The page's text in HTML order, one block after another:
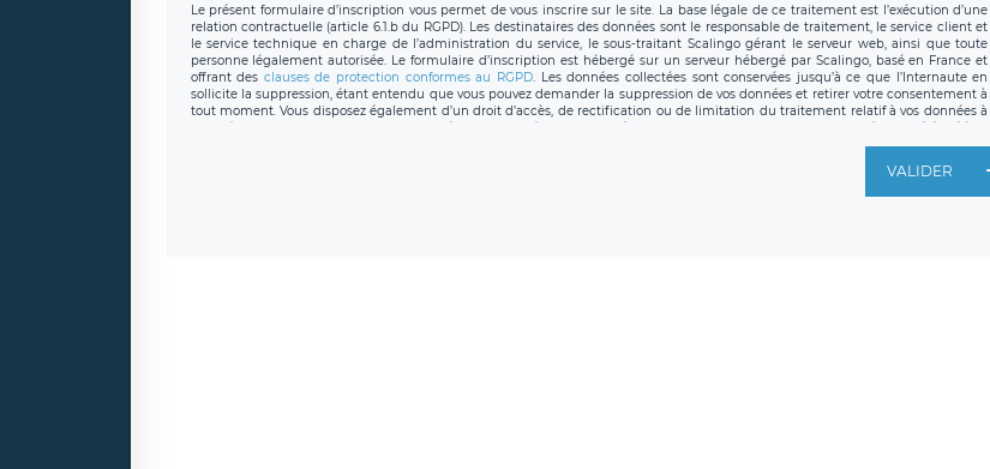
Le présent formulaire d’inscription vous permet de vous inscrire sur le site. La base légale de ce traitement est l’exécution d’une
relation contractuelle (article 6.1.b du RGPD). Les destinataires des données sont le responsable de traitement, le service client et
le service technique en charge de l’administration du service, le sous-traitant Scalingo gérant le serveur web, ainsi que toute
personne légalement autorisée. Le formulaire d’inscription est hébergé sur un serveur hébergé par Scalingo, basé en France et
offrant des clauses de protection conformes au RGPD. Les données collectées sont conservées jusqu’à ce que l’Internaute en
sollicite la suppression, étant entendu que vous pouvez demander la suppression de vos données et retirer votre consentement à
tout moment. Vous disposez également d’un droit d’accès, de rectification ou de limitation du traitement relatif à vos données à
caractère personnel, ainsi que d’un droit à la portabilité de vos données. Vous pouvez exercer ces droits auprès du délégué à la
protection des données de LÉGAVOX qui exerce au siège social de LÉGAVOX et est joignable à l’adresse mail suivante :
joignable à l’adresse mail : responsabledetraitement@legavox.fr. Vous avez également le droit d’introduire une réclamation
VALIDER